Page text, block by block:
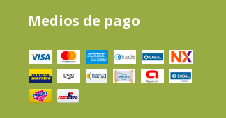
Medios de pago